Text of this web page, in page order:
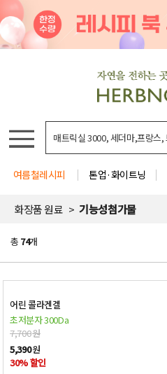
여름철레시피 톤업·화이트닝
화장품 원료 기능성첨가물
총 74개
어린 콜라겐겔
초저분자 300Da
7,700원
5,390원
30% 할인